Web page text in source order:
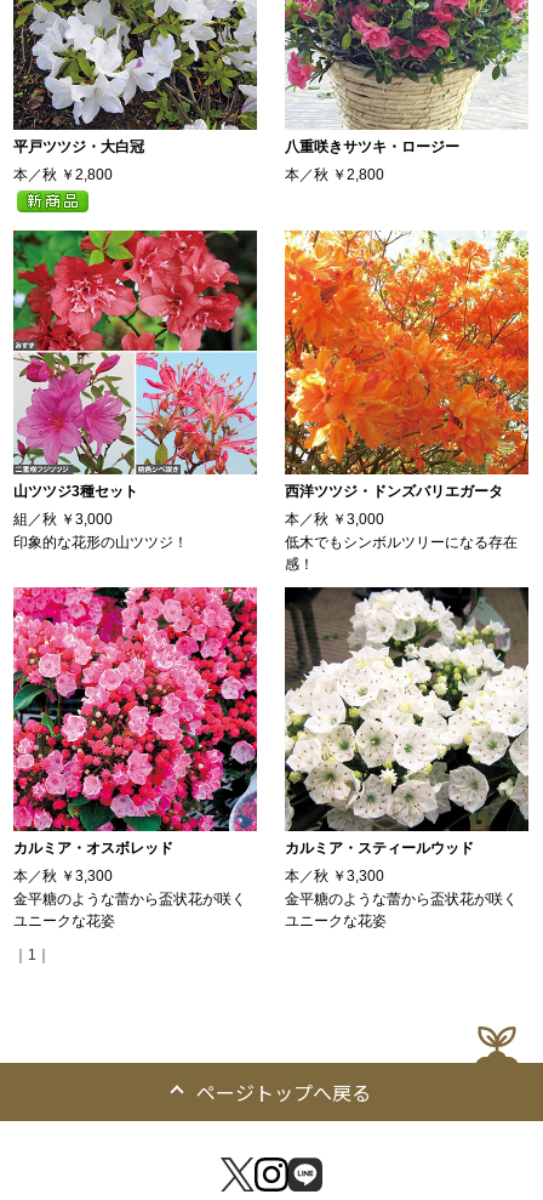
平戸ツツジ・大白冠
本／秋 ￥2,800
八重咲きサツキ・ロージー
本／秋 ￥2,800
山ツツジ3種セット
組／秋 ￥3,000
印象的な花形の山ツツジ！
西洋ツツジ・ドンズバリエガータ
本／秋 ￥3,000
低木でもシンボルツリーになる存在
感！
カルミア・オスボレッド
本／秋 ￥3,300
金平糖のような蕾から盃状花が咲く
ユニークな花姿
カルミア・スティールウッド
本／秋 ￥3,300
金平糖のような蕾から盃状花が咲く
ユニークな花姿
｜1｜
ページトップへ戻る